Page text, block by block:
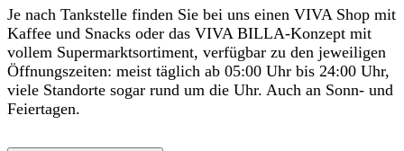
Je nach Tankstelle finden Sie bei uns einen VIVA Shop mit
Kaffee und Snacks oder das VIVA BILLA-Konzept mit
vollem Supermarktsortiment, verfügbar zu den jeweiligen
Öffnungszeiten: meist täglich ab 05:00 Uhr bis 24:00 Uhr,
viele Standorte sogar rund um die Uhr. Auch an Sonn- und
Feiertagen.